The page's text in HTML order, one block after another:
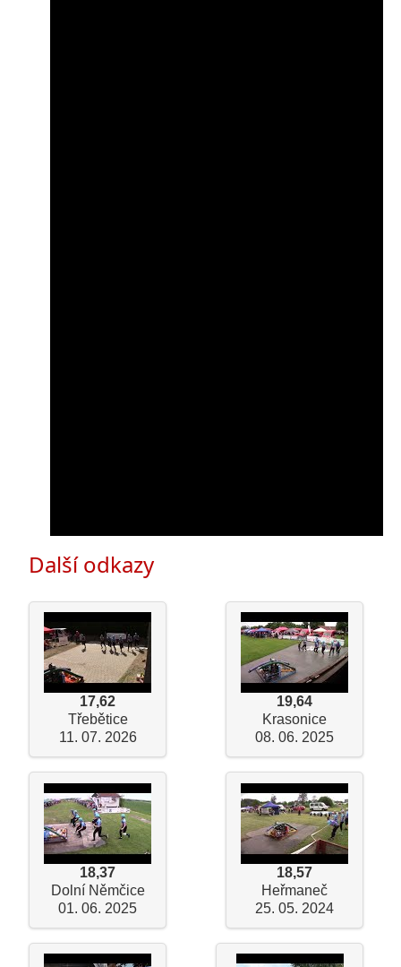
Další odkazy
17,62
Třebětice
11. 07. 2026
19,64
Krasonice
08. 06. 2025
18,37
Dolní Němčice
01. 06. 2025
18,57
Heřmaneč
25. 05. 2024